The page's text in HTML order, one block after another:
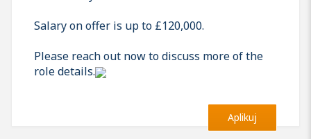
Salary on offer is up to £120,000.
Please reach out now to discuss more of the
role details.
Aplikuj